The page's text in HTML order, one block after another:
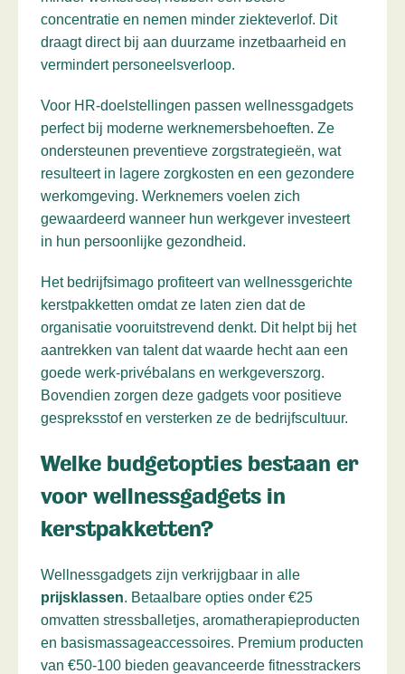
concentratie en nemen minder ziekteverlof. Dit
draagt direct bij aan duurzame inzetbaarheid en
vermindert personeelsverloop.
Voor HR-doelstellingen passen wellnessgadgets
perfect bij moderne werknemersbehoeften. Ze
ondersteunen preventieve zorgstrategieën, wat
resulteert in lagere zorgkosten en een gezondere
werkomgeving. Werknemers voelen zich
gewaardeerd wanneer hun werkgever investeert
in hun persoonlijke gezondheid.
Het bedrijfsimago profiteert van wellnessgerichte
kerstpakketten omdat ze laten zien dat de
organisatie vooruitstrevend denkt. Dit helpt bij het
aantrekken van talent dat waarde hecht aan een
goede werk-privébalans en werkgeverszorg.
Bovendien zorgen deze gadgets voor positieve
gespreksstof en versterken ze de bedrijfscultuur.
Welke budgetopties bestaan er
voor wellnessgadgets in
kerstpakketten?
Wellnessgadgets zijn verkrijgbaar in alle
prijsklassen. Betaalbare opties onder €25
omvatten stressballetjes, aromatherapieproducten
en basismassageaccessoires. Premium producten
van €50-100 bieden geavanceerde fitnesstrackers